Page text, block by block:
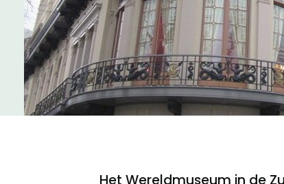
Meld een archeologische vondst
Nieuwsbrief
Nieuwsbrief
Voorwaarden
Privacyverklaring
Het Wereldmuseum in de